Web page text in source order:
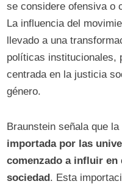
se considere ofensiva o
La influencia del
llevado a una
políticas institucionales,
centrada en la justicia
género.
Braunstein señala que
importada por las
comenzado a influir
sociedad. Esta